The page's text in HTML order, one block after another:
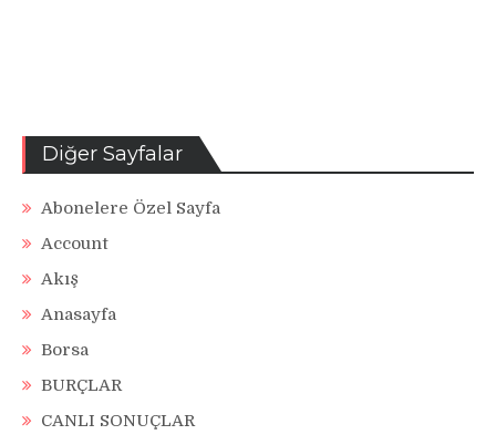
Diğer Sayfalar
Abonelere Özel Sayfa
Account
Akış
Anasayfa
Borsa
BURÇLAR
CANLI SONUÇLAR